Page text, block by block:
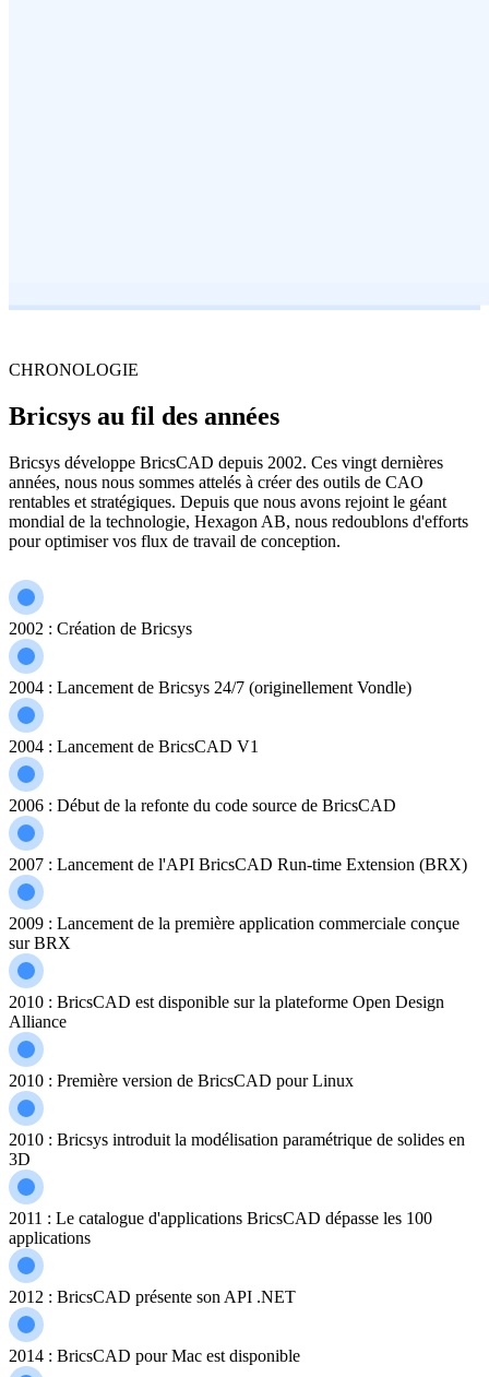
CHRONOLOGIE
Bricsys au fil des années
Bricsys développe BricsCAD depuis 2002. Ces vingt dernières
années, nous nous sommes attelés à créer des outils de CAO
rentables et stratégiques. Depuis que nous avons rejoint le géant
mondial de la technologie, Hexagon AB, nous redoublons d'efforts
pour optimiser vos flux de travail de conception.
2002 : Création de Bricsys
2004 : Lancement de Bricsys 24/7 (originellement Vondle)
2004 : Lancement de BricsCAD V1
2006 : Début de la refonte du code source de BricsCAD
2007 : Lancement de l'API BricsCAD Run-time Extension (BRX)
2009 : Lancement de la première application commerciale conçue
sur BRX
2010 : BricsCAD est disponible sur la plateforme Open Design
Alliance
2010 : Première version de BricsCAD pour Linux
2010 : Bricsys introduit la modélisation paramétrique de solides en
3D
2011 : Le catalogue d'applications BricsCAD dépasse les 100
applications
2012 : BricsCAD présente son API .NET
2014 : BricsCAD pour Mac est disponible